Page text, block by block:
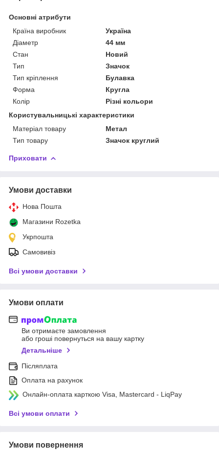
Основні атрибути
Країна виробник
Україна
Діаметр
44 мм
Стан
Новий
Тип
Значок
Тип кріплення
Булавка
Форма
Кругла
Колір
Різні кольори
Користувальницькі характеристики
Матеріал товару
Метал
Тип товару
Значок круглий
Приховати
Умови доставки
Нова Пошта
Магазини Rozetka
Укрпошта
Самовивіз
Всі умови доставки
Умови оплати
Ви отримаєте замовлення
або гроші повернуться на вашу картку
Детальніше
Післяплата
Оплата на рахунок
Онлайн-оплата карткою Visa, Mastercard - LiqPay
Всі умови оплати
Умови повернення